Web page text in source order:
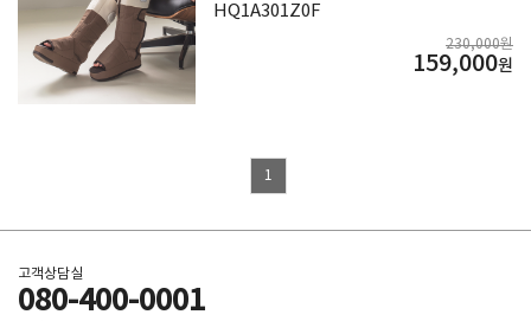
HQ1A301Z0F
230,000원
159,000원
1
고객상담실
080-400-0001